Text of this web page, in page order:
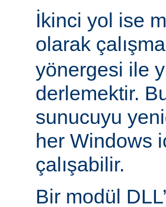
İkinci yol ise
olarak
yönergesi ile
derlemektir.
sunucuyu
her Windows
çalışabilir.
Bir modül